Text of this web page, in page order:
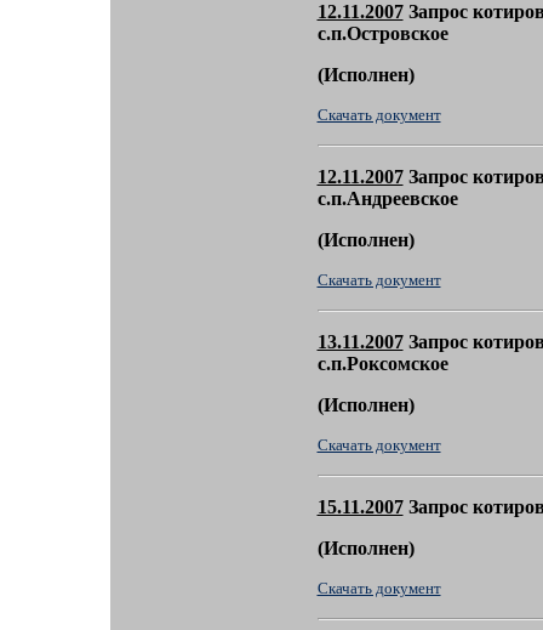
12.11.2007Запрос
с.п.Островское
(Исполнен)
Скачать документ
12.11.2007Запрос
с.п.Андреевское
(Исполнен)
Скачать документ
13.11.2007Запрос
с.п.Роксомское
(Исполнен)
Скачать документ
15.11.2007 Запрос
(Исполнен)
Скачать документ